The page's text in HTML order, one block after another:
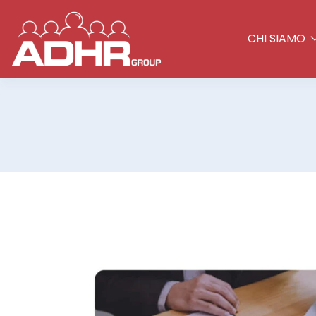
CHI SIAMO